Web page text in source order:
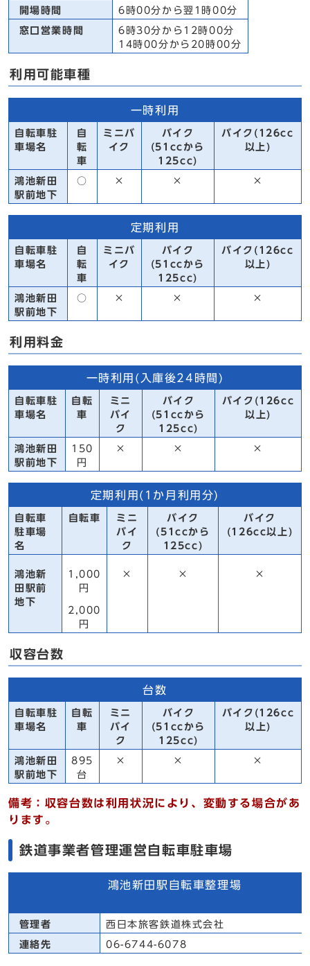
開場時間 6時00分から翌1時00分
窓口営業時間
6時30分から12時00分
14時00分から20時00分
利用可能車種
一時利用
自転車駐
車場名
自
転
車
ミニバ
イク
バイク
(51ccから
125cc)
バイク(126cc
以上)
鴻池新田
駅前地下
○ × × ×
定期利用
自転車駐
車場名
自
転
車
ミニバ
イク
バイク
(51ccから
125cc)
バイク(126cc
以上)
鴻池新田
駅前地下
○ × × ×
利用料金
一時利用(入庫後24時間)
自転車駐
車場名
自転
車
ミニ
バイ
ク
バイク
(51ccから
125cc)
バイク(126cc
以上)
鴻池新田
駅前地下
150
円
× × ×
定期利用(1か月利用分)
自転車
駐車場
名
自転車
ミニ
バイ
ク
バイク
(51ccから
125cc)
バイク
(126cc以上)
鴻池新
田駅前
地下
1,000
円
2,000
円
× × ×
収容台数
台数
自転車駐
車場名
自転
車
ミニ
バイ
ク
バイク
(51ccから
125cc)
バイク(126cc
以上)
鴻池新田
駅前地下
895
台
× × ×
備考：収容台数は利用状況により、変動する場合があ
ります。
鉄道事業者管理運営自転車駐車場
鴻池新田駅自転車整理場
管理者 西日本旅客鉄道株式会社
連絡先 06-6744-6078